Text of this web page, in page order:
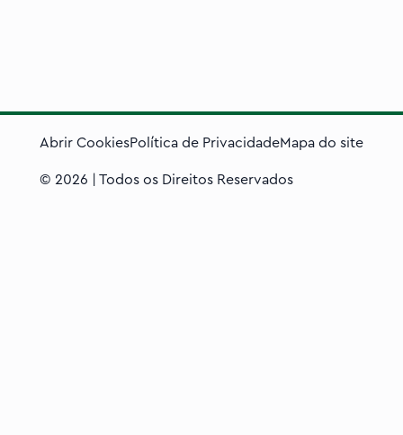
Abrir CookiesPolítica de PrivacidadeMapa do site
© 2026 | Todos os Direitos Reservados